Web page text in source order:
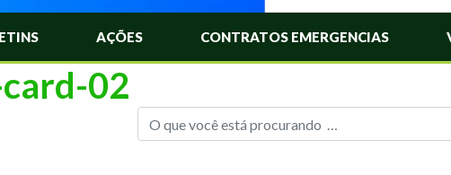
AÇÕES CONTRATOS EMERGENCIAS
02